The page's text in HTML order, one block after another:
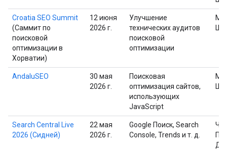
Croatia SEO Summit
(Саммит по
поисковой
оптимизации в
Хорватии)
12 июня
2026 г.
Улучшение
технических аудитов
поисковой
оптимизации
AndaluSEO
30 мая
2026 г.
Поисковая
оптимизация сайтов,
использующих
JavaScript
Search Central Live
2026 (Сидней)
22 мая
2026 г.
Google Поиск, Search
Console, Trends и т. д.